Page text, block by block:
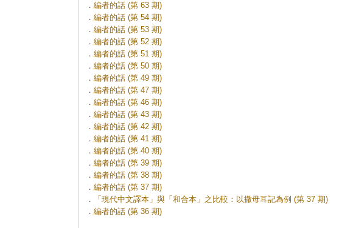
． 編者的話 (第 63 期)
． 編者的話 (第 54 期)
． 編者的話 (第 53 期)
． 編者的話 (第 52 期)
． 編者的話 (第 51 期)
． 編者的話 (第 50 期)
． 編者的話 (第 49 期)
． 編者的話 (第 47 期)
． 編者的話 (第 46 期)
． 編者的話 (第 43 期)
． 編者的話 (第 42 期)
． 編者的話 (第 41 期)
． 編者的話 (第 40 期)
． 編者的話 (第 39 期)
． 編者的話 (第 38 期)
． 編者的話 (第 37 期)
．
「現代中文譯本」與「和合本」之比較：以撒母耳記為例 (第 37 期)
． 編者的話 (第 36 期)